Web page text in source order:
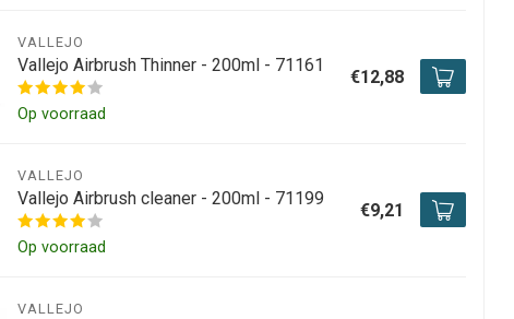
VALLEJO
Vallejo Airbrush Thinner - 200ml - 71161
Op voorraad
€12,88
VALLEJO
Vallejo Airbrush cleaner - 200ml - 71199
Op voorraad
€9,21
VALLEJO